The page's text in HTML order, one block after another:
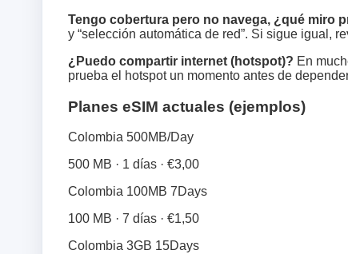
Tengo cobertura pero no navega, ¿qué miro
y “selección automática de red”. Si sigue igual,
¿Puedo compartir internet (hotspot)? En
prueba el hotspot un momento antes de
Planes eSIM actuales (ejemplos)
Colombia 500MB/Day
500 MB · 1 días · €3,00
Colombia 100MB 7Days
100 MB · 7 días · €1,50
Colombia 3GB 15Days